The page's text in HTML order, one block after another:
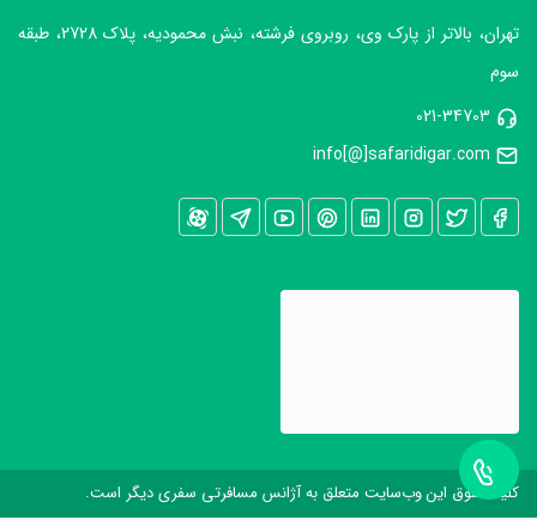
سوابق بیمه، معرفی نامه (خطاب به سفارت) با ذکر سمت شغلی و
درآمد و تعداد روزهای مرخصی، و قرارداد کاری.
مدارک شغلی برای بازرگانان
گواهینامه فعالیت صنعتی
تهران، بالاتر از پارک وی، روبروی فرشته، نبش محمودیه، پلاک 2728، طبقه
سوم
021-34703
info[@]safaridigar.com
کليه حقوق اين وب‌سايت متعلق به آژانس مسافرتی سفری دیگر است.